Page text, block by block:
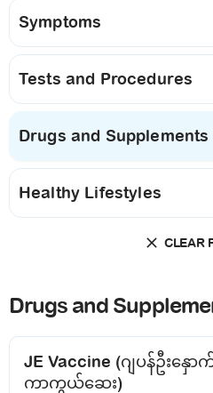
Symptoms
Tests and Procedures
Drugs and Supplements
Healthy Lifestyles
CLEAR
Drugs and
JE Vaccine (ဂျပန်ဦးနှော
ကာကွယ်ဆေး)